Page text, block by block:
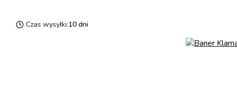
Czas wysyłki:10 dni